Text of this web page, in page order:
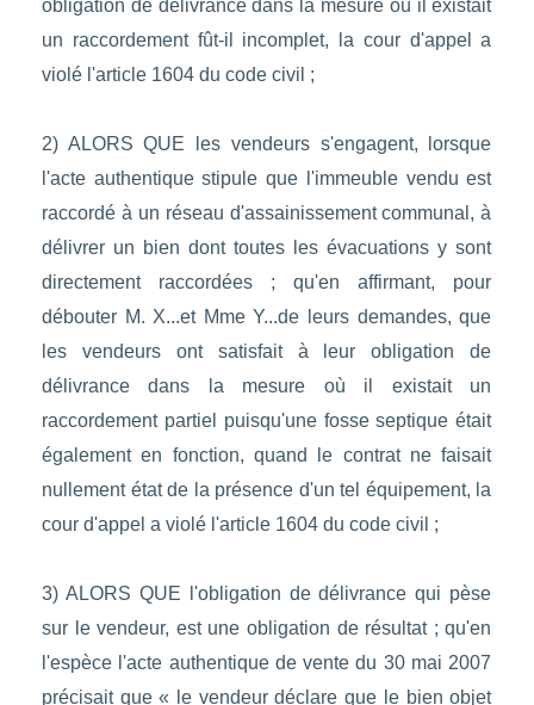
obligation de délivrance dans la mesure où il existait
un raccordement fût-il incomplet, la cour d'appel a
violé l'article 1604 du code civil ;
2) ALORS QUE les vendeurs s'engagent, lorsque
l'acte authentique stipule que l'immeuble vendu est
raccordé à un réseau d'assainissement communal, à
délivrer un bien dont toutes les évacuations y sont
directement raccordées ; qu'en affirmant, pour
débouter M. X...et Mme Y...de leurs demandes, que
les vendeurs ont satisfait à leur obligation de
délivrance dans la mesure où il existait un
raccordement partiel puisqu'une fosse septique était
également en fonction, quand le contrat ne faisait
nullement état de la présence d'un tel équipement, la
cour d'appel a violé l'article 1604 du code civil ;
3) ALORS QUE l'obligation de délivrance qui pèse
sur le vendeur, est une obligation de résultat ; qu'en
l'espèce l'acte authentique de vente du 30 mai 2007
précisait que « le vendeur déclare que le bien objet